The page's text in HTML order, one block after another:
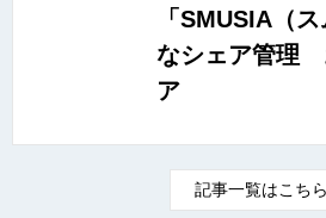
「SMUSIA（
なシェア管理
ア
記事一覧はこちら